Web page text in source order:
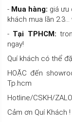
- Mua hàng: giá ưu
khách mua lần
- Tại TPHCM:
ngay!
Quí khách có thể
HOẶC đến
Tp.hcm
Hotline/CSKH/
Cảm ơn Quí Khách !